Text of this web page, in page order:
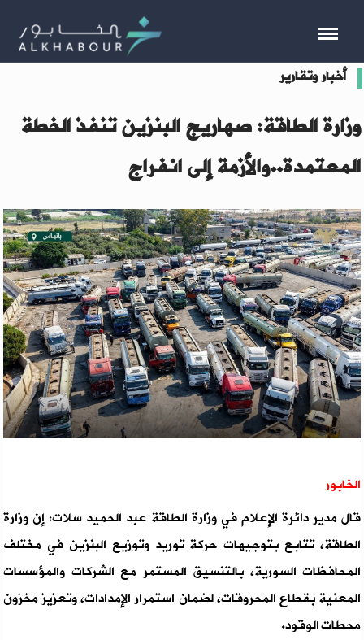
أخبار وتقارير
وزارة الطاقة: صهاريج البنزين تنفذ الخطة
المعتمدة..والأزمة إلى انفراج
الخابور
قال مدير دائرة الإعلام في وزارة الطاقة عبد الحميد سلات: ‏إن وزارة
الطاقة، تتابع بتوجيهات حركة توريد وتوزيع البنزين في مختلف
المحافظات ‏السورية، بالتنسيق المستمر مع الشركات والمؤسسات
المعنية ‏بقطاع المحروقات، لضمان استمرار الإمدادات، وتعزيز مخزون
‏محطات الوقود.‎